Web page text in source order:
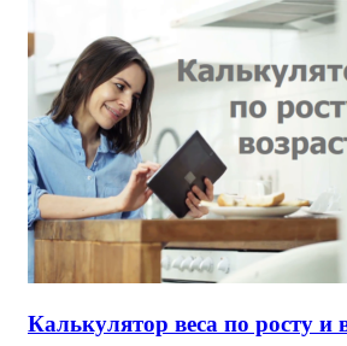
Калькулятор веса по росту и